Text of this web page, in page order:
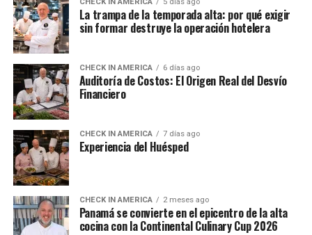
CHECK IN AMERICA 5 días ago
La trampa de la temporada alta: por qué exigir
sin formar destruye la operación hotelera
CHECK IN AMERICA 6 días ago
Auditoría de Costos: El Origen Real del Desvío
Financiero
CHECK IN AMERICA 7 días ago
Experiencia del Huésped
CHECK IN AMERICA 2 meses ago
Panamá se convierte en el epicentro de la alta
cocina con la Continental Culinary Cup 2026